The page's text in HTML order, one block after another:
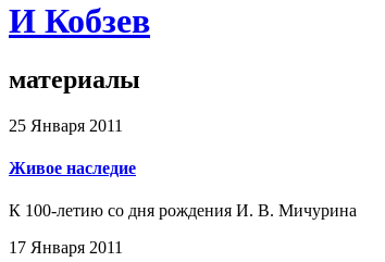
И Кобзев
материалы
25 Января 2011
Живое наследие
К 100-летию со дня рождения И. В. Мичурина
17 Января 2011